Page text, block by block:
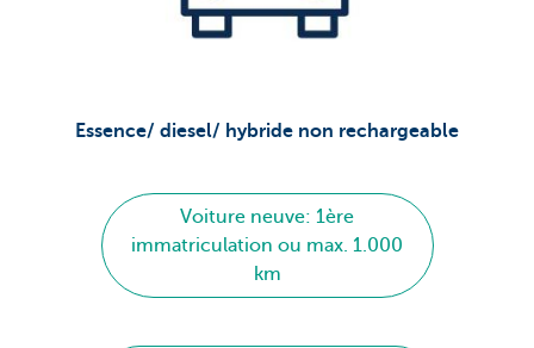
Essence/ diesel/ hybride non rechargeable
Voiture neuve: 1ère
immatriculation ou max. 1.000
km